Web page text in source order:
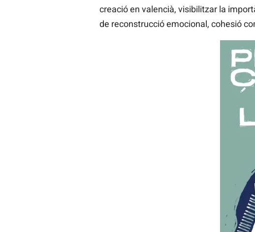
creació en valencià, visibilitzar la
de reconstrucció emocional, cohesió